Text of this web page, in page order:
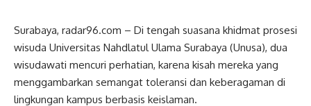
Surabaya, radar96.com – Di tengah suasana khidmat prosesi
wisuda Universitas Nahdlatul Ulama Surabaya (Unusa), dua
wisudawati mencuri perhatian, karena kisah mereka yang
menggambarkan semangat toleransi dan keberagaman di
lingkungan kampus berbasis keislaman.